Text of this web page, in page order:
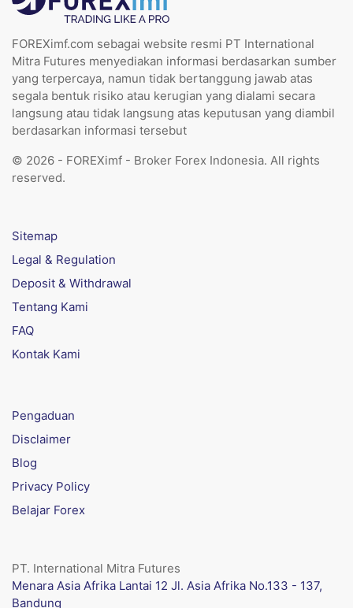
FOREXimf.com sebagai website resmi PT International
Mitra Futures menyediakan informasi berdasarkan sumber
yang terpercaya, namun tidak bertanggung jawab atas
segala bentuk risiko atau kerugian yang dialami secara
langsung atau tidak langsung atas keputusan yang diambil
berdasarkan informasi tersebut
© 2026 - FOREXimf - Broker Forex Indonesia. All rights
reserved.
Sitemap
Legal & Regulation
Deposit & Withdrawal
Tentang Kami
FAQ
Kontak Kami
Pengaduan
Disclaimer
Blog
Privacy Policy
Belajar Forex
PT. International Mitra Futures
Menara Asia Afrika Lantai 12 Jl. Asia Afrika No.133 - 137,
Bandung